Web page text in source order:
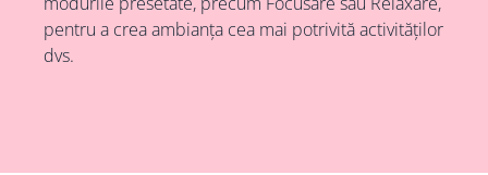
pentru a crea ambianța cea mai potrivită activităților
dvs.